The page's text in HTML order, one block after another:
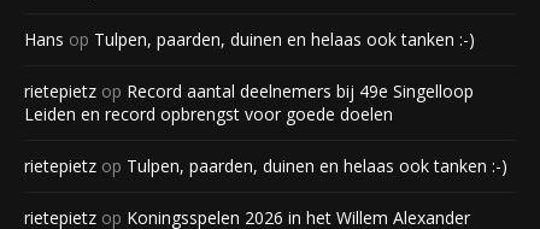
Hans op Tulpen, paarden, duinen en helaas ook tanken :-)
rietepietz op Record aantal deelnemers bij 49e Singelloop
Leiden en record opbrengst voor goede doelen
rietepietz op Tulpen, paarden, duinen en helaas ook tanken :-)
rietepietz op Koningsspelen 2026 in het Willem Alexander